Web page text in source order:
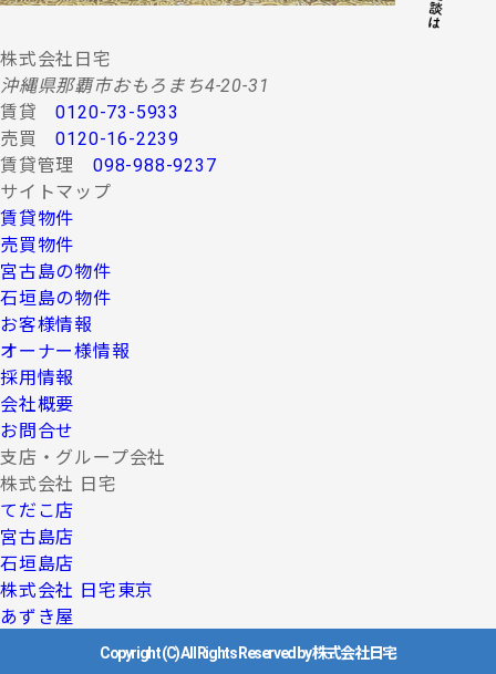
株式会社日宅
沖縄県那覇市おもろまち4-20-31
賃貸0120-73-5933
売買0120-16-2239
賃貸管理 098-988-9237
サイトマップ
賃貸物件
売買物件
宮古島の物件
石垣島の物件
お客様情報
オーナー様情報
採用情報
会社概要
お問合せ
支店・グループ会社
株式会社 日宅
てだこ店
宮古島店
石垣島店
株式会社 日宅東京
あずき屋
Copyright (C) All Rights Reserved by 株式会社日宅